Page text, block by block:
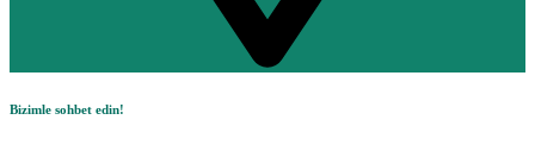
Bizimle sohbet edin!